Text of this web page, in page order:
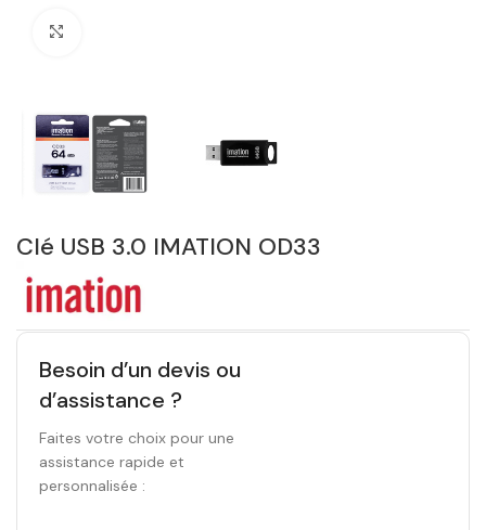
Clé USB 3.0 IMATION OD33
Besoin d’un devis ou
d’assistance ?
Faites votre choix pour une
assistance rapide et
personnalisée :